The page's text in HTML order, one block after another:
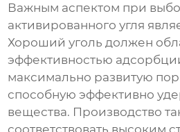
Важным аспектом при
активированного угля
Хороший уголь должен
эффективностью
максимально развитую
способную эффективно
вещества. Производство